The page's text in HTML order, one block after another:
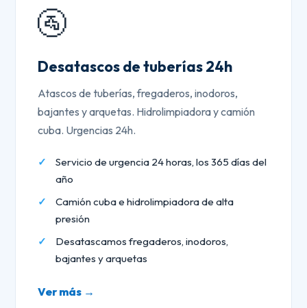
🚰
Desatascos de tuberías 24h
Atascos de tuberías, fregaderos, inodoros,
bajantes y arquetas. Hidrolimpiadora y camión
cuba. Urgencias 24h.
Servicio de urgencia 24 horas, los 365 días del
año
Camión cuba e hidrolimpiadora de alta
presión
Desatascamos fregaderos, inodoros,
bajantes y arquetas
Ver más →